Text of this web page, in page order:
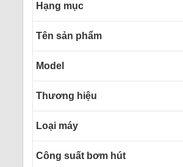
Hạng mục
Tên sản phẩm
Model
Thương hiệu
Loại máy
Công suất bơm hút